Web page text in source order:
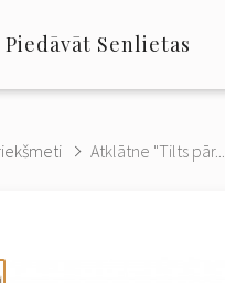
Piedāvāt Senlietas
Atklātne "Tilts pār...